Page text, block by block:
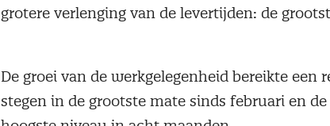
grotere verlenging van de levertijden: de
De groei van de werkgelegenheid bereikte een
stegen in de grootste mate sinds februari en